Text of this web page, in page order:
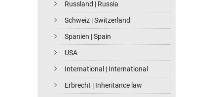
Russland | Russia
Schweiz | Switzerland
Spanien | Spain
USA
International | International
Erbrecht | Inheritance law